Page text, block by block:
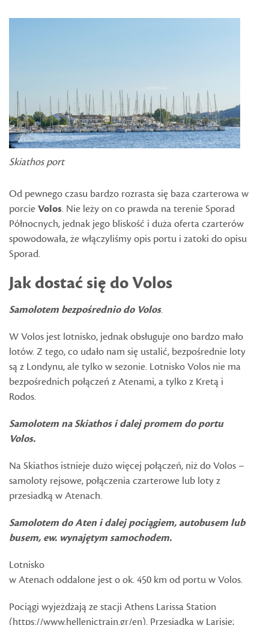
Skiathos port
Od pewnego czasu bardzo rozrasta się baza czarterowa w
porcieVolos. Nie leży on co prawda na terenie Sporad
Północnych, jednak jego bliskość i duża oferta czarterów
spowodowała, że włączyliśmy opis portu i zatoki do opisu
Sporad.
Jak dostać się do Volos
Samolotem bezpośrednio do Volos.
W Volos jest lotnisko, jednak obsługuje ono bardzo mało
lotów. Z tego, co udało nam się ustalić, bezpośrednie loty
są z Londynu, ale tylko w sezonie. Lotnisko Volos nie ma
bezpośrednich połączeń z Atenami, a tylko z Kretą i
Rodos.
Samolotem na Skiathos i dalej promem do portu
Volos.
Na Skiathos istnieje dużo więcej połączeń, niż do Volos –
samoloty rejsowe, połączenia czarterowe lub loty z
przesiadką w Atenach.
Samolotem do Aten i dalej pociągiem, autobusem lub
busem, ew. wynajętym samochodem.
Lotnisko
w Atenach oddalone jest o ok. 450 km od portu w Volos.
Pociągi wyjeżdżają ze stacji Athens Larissa Station
(https://www.hellenictrain.gr/en). Przesiadka w Larisie;